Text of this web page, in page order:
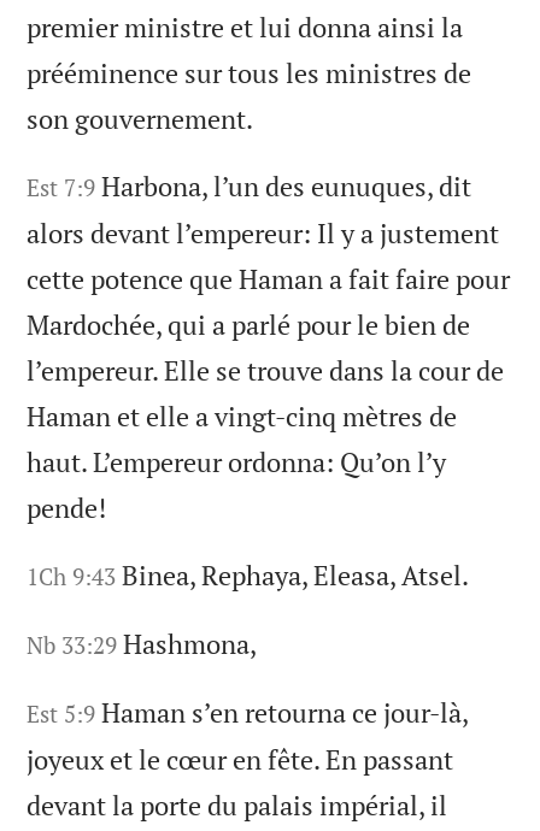
premier ministre et lui donna ainsi la
prééminence sur tous les ministres de
son gouvernement.
Est 7:9 Harbona, l’un des eunuques, dit
alors devant l’empereur: Il y a justement
cette potence que Haman a fait faire pour
Mardochée, qui a parlé pour le bien de
l’empereur. Elle se trouve dans la cour de
Haman et elle a vingt-cinq mètres de
haut. L’empereur ordonna: Qu’on l’y
pende!
1Ch 9:43 Binea, Rephaya, Eleasa, Atsel.
Nb 33:29 Hashmona,
Est 5:9 Haman s’en retourna ce jour-là,
joyeux et le cœur en fête. En passant
devant la porte du palais impérial, il